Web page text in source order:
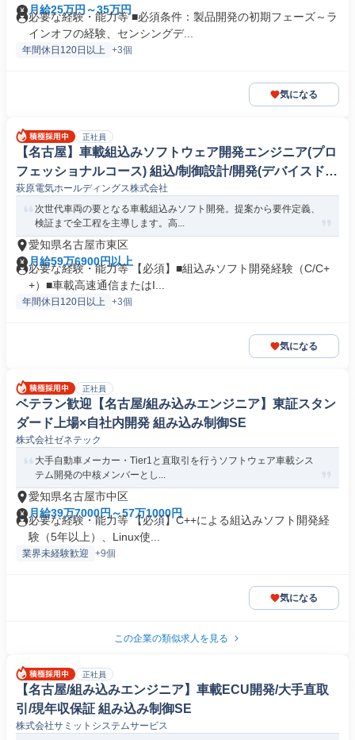
月給25万円～35万円
必要な経験・能力等 ■必須条件：製品開発の初期フェーズ～ラ
インオフの経験、センシングデ...
年間休日120日以上 +3個
気になる
正社員
【名古屋】車載組込みソフトウェア開発エンジニア(プロ
フェッショナルコース) 組込/制御設計/開発(デバイスドラ
イバー/ファームウェア)
萩原電気ホールディングス株式会社
次世代車両の要となる車載組込みソフト開発。提案から要件定義、
検証まで全工程を主導します。高...
愛知県名古屋市東区
月給59万6900円以上
必要な経験・能力等 【必須】■組込みソフト開発経験（C/C+
+）■車載高速通信またはI...
年間休日120日以上 +3個
気になる
正社員
ベテラン歓迎【名古屋/組み込みエンジニア】東証スタン
ダード上場×自社内開発 組み込み制御SE
株式会社ゼネテック
大手自動車メーカー・Tier1と直取引を行うソフトウェア車載シス
テム開発の中核メンバーとし...
愛知県名古屋市中区
月給39万7000円～57万1000円
必要な経験・能力等 【必須】C++による組込みソフト開発経
験（5年以上）、Linux使...
業界未経験歓迎 +9個
気になる
この企業の類似求人を見る
正社員
【名古屋/組み込みエンジニア】車載ECU開発/大手直取
引/現年収保証 組み込み制御SE
株式会社サミットシステムサービス